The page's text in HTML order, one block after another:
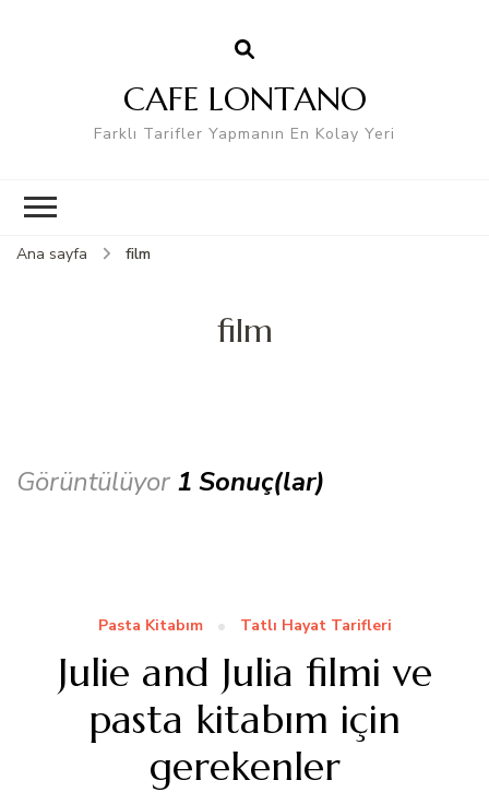
CAFE LONTANO
Farklı Tarifler Yapmanın En Kolay Yeri
Ana sayfa film
film
Görüntülüyor 1 Sonuç(lar)
Pasta Kitabım Tatlı Hayat Tarifleri
Julie and Julia filmi ve
pasta kitabım için
gerekenler